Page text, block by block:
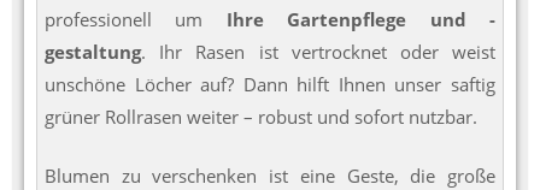
professionell um Ihre Gartenpflege und -
gestaltung. Ihr Rasen ist vertrocknet oder weist
unschöne Löcher auf? Dann hilft Ihnen unser saftig
grüner Rollrasen weiter – robust und sofort nutzbar.
Blumen zu verschenken ist eine Geste, die große